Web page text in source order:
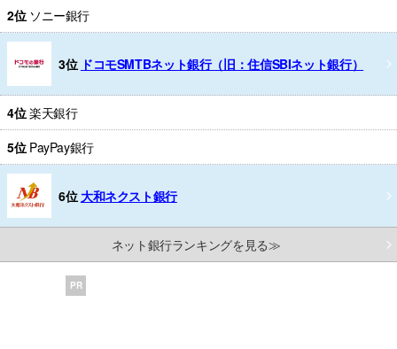
2位 ソニー銀行
3位 ドコモSMTBネット銀行（旧：住信SBIネット銀行）
4位楽天銀行
5位 PayPay銀行
6位 大和ネクスト銀行
ネット銀行ランキングを見る≫
PR